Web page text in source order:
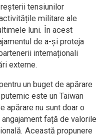
tensiunilor
militare ale
luni. În acest
de a-și proteja
internaționali
externe.
un buget de apărare
este un Taiwan
apărare nu sunt doar o
față de valorile
Această propunere